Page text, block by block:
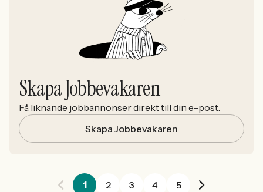
Skapa Jobbevakaren
Få liknande jobbannonser direkt till din e-post.
Skapa Jobbevakaren
1 2 3 4 5